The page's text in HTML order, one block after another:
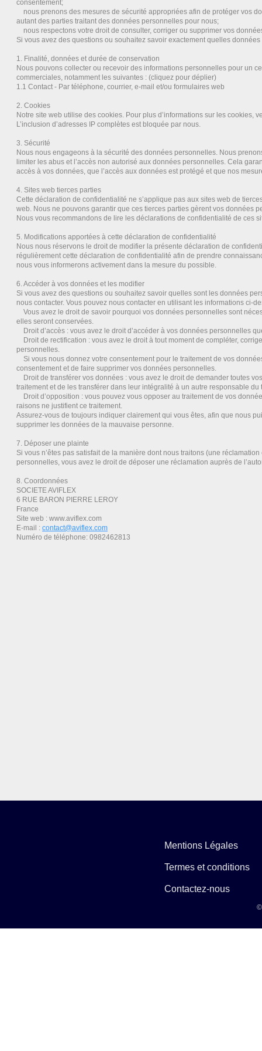
consentement;
nous prenons des mesures de sécurité appropriées afin de protéger vos
autant des parties traitant des données personnelles pour nous;
nous respectons votre droit de consulter, corriger ou supprimer vos
Si vous avez des questions ou souhaitez savoir exactement quelles
1. Finalité, données et durée de conservation
Nous pouvons collecter ou recevoir des informations personnelles pour un
commerciales, notamment les suivantes : (cliquez pour déplier)
1.1 Contact - Par téléphone, courrier, e-mail et/ou formulaires web
2. Cookies
Notre site web utilise des cookies. Pour plus d’informations sur les cookies,
L’inclusion d’adresses IP complètes est bloquée par nous.
3. Sécurité
Nous nous engageons à la sécurité des données personnelles. Nous
limiter les abus et l’accès non autorisé aux données personnelles. Cela
accès à vos données, que l’accès aux données est protégé et que nos
4. Sites web tierces parties
Cette déclaration de confidentialité ne s’applique pas aux sites web de
web. Nous ne pouvons garantir que ces tierces parties gèrent vos données
Nous vous recommandons de lire les déclarations de confidentialité de ces
5. Modifications apportées à cette déclaration de confidentialité
Nous nous réservons le droit de modifier la présente déclaration de
régulièrement cette déclaration de confidentialité afin de prendre
nous vous informerons activement dans la mesure du possible.
6. Accéder à vos données et les modifier
Si vous avez des questions ou souhaitez savoir quelles sont les données
nous contacter. Vous pouvez nous contacter en utilisant les informations ci-
Vous avez le droit de savoir pourquoi vos données personnelles sont
elles seront conservées.
Droit d’accès : vous avez le droit d’accéder à vos données personnelles
Droit de rectification : vous avez le droit à tout moment de compléter,
personnelles.
Si vous nous donnez votre consentement pour le traitement de vos
consentement et de faire supprimer vos données personnelles.
Droit de transférer vos données : vous avez le droit de demander toutes
traitement et de les transférer dans leur intégralité à un autre responsable du
Droit d’opposition : vous pouvez vous opposer au traitement de vos
raisons ne justifient ce traitement.
Assurez-vous de toujours indiquer clairement qui vous êtes, afin que nous
supprimer les données de la mauvaise personne.
7. Déposer une plainte
Si vous n’êtes pas satisfait de la manière dont nous traitons (une
personnelles, vous avez le droit de déposer une réclamation auprès de
8. Coordonnées
SOCIETE AVIFLEX
6 RUE BARON PIERRE LEROY
France
Site web : www.aviflex.com
E-mail : contact@aviflex.com
Numéro de téléphone: 0982462813
Mentions Légales
Termes et conditions
Contactez-nous
©